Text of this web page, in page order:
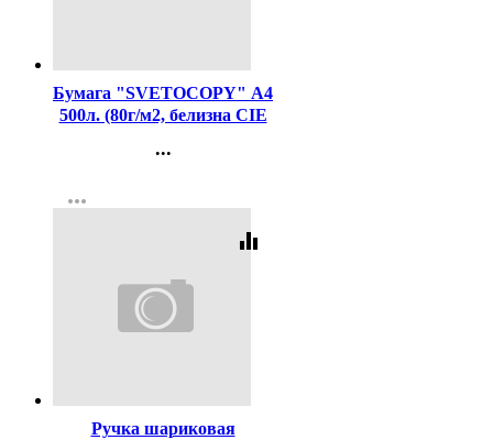
Бумага "SVETOCOPY" А4
500л. (80г/м2, белизна CIE
(Ст.5)
...
Регистрация
more_horiz
equalizer
Ручка шариковая